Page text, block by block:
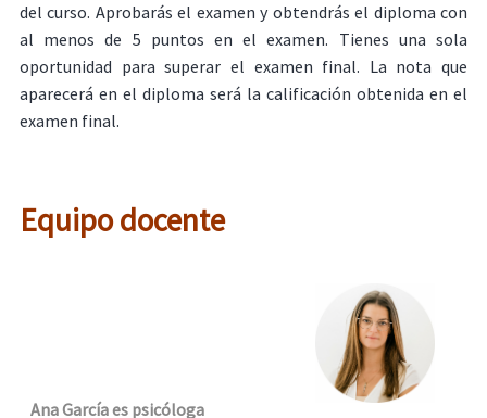
del curso. Aprobarás el examen y obtendrás el diploma con
al menos de 5 puntos en el examen. Tienes una sola
oportunidad para superar el examen final. La nota que
aparecerá en el diploma será la calificación obtenida en el
examen final.
Equipo docente
Ana García es psicóloga